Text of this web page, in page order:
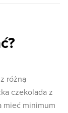
różną
czekolada z
mieć minimum